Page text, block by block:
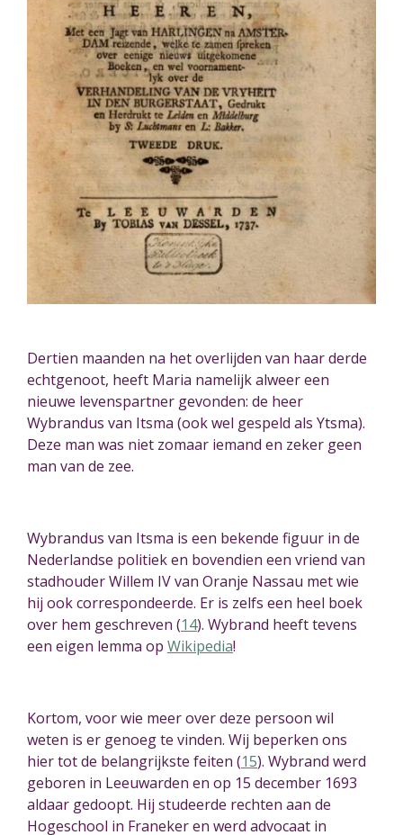
Dertien maanden na het overlijden van haar derde
echtgenoot, heeft Maria namelijk alweer een
nieuwe levenspartner gevonden: de heer
Wybrandus van Itsma (ook wel gespeld als Ytsma).
Deze man was niet zomaar iemand en zeker geen
man van de zee.
Wybrandus van Itsma is een bekende figuur in de
Nederlandse politiek en bovendien een vriend van
stadhouder Willem IV van Oranje Nassau met wie
hij ook correspondeerde. Er is zelfs een heel boek
over hem geschreven (14). Wybrand heeft tevens
een eigen lemma op Wikipedia!
Kortom, voor wie meer over deze persoon wil
weten is er genoeg te vinden. Wij beperken ons
hier tot de belangrijkste feiten (15). Wybrand werd
geboren in Leeuwarden en op 15 december 1693
aldaar gedoopt. Hij studeerde rechten aan de
Hogeschool in Franeker en werd advocaat in